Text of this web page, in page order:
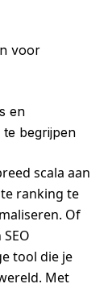
voor
en
te begrijpen
scala aan
ranking te
Of
tool die je
Met